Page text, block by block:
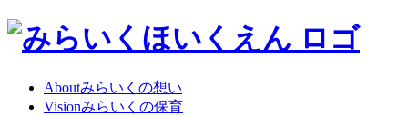
Aboutみらいくの想い
Visionみらいくの保育